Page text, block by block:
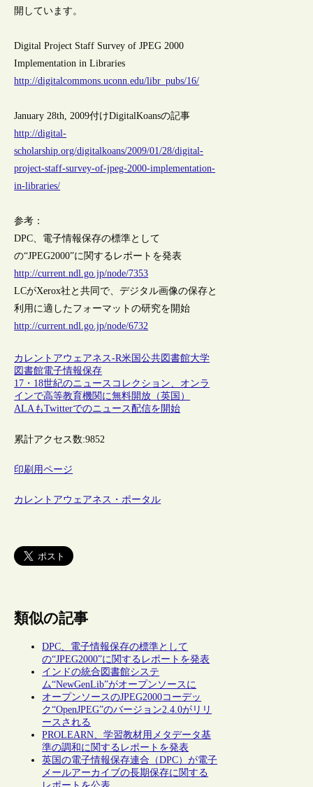
開しています。
Digital Project Staff Survey of JPEG 2000
Implementation in Libraries
http://digitalcommons.uconn.edu/libr_pubs/16/
January 28th, 2009付けDigitalKoansの記事
http://digital-
scholarship.org/digitalkoans/2009/01/28/digital-
project-staff-survey-of-jpeg-2000-implementation-
in-libraries/
参考：
DPC、電子情報保存の標準として
の“JPEG2000”に関するレポートを発表
http://current.ndl.go.jp/node/7353
LCがXerox社と共同で、デジタル画像の保存と
利用に適したフォーマットの研究を開始
http://current.ndl.go.jp/node/6732
カレントアウェアネス-R米国公共図書館大学
図書館電子情報保存
17・18世紀のニュースコレクション、オンラ
インで高等教育機関に無料開放（英国）
ALAもTwitterでのニュース配信を開始
累計アクセス数:9852
印刷用ページ
カレントアウェアネス・ポータル
類似の記事
DPC、電子情報保存の標準として
の“JPEG2000”に関するレポートを発表
インドの統合図書館システ
ム“NewGenLib”がオープンソースに
オープンソースのJPEG2000コーデッ
ク“OpenJPEG”のバージョン2.4.0がリリ
ースされる
PROLEARN、学習教材用メタデータ基
準の調和に関するレポートを発表
英国の電子情報保存連合（DPC）が電子
メールアーカイブの長期保存に関する